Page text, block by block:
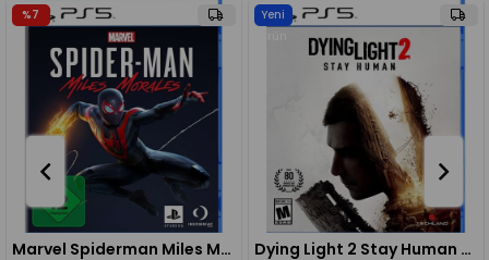
Marvel Spiderman Miles Morales Ps5 Oyunu
Dying Light 2 Stay Human Ps5 Oyunu